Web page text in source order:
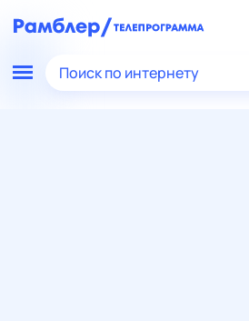
Поиск по интернету